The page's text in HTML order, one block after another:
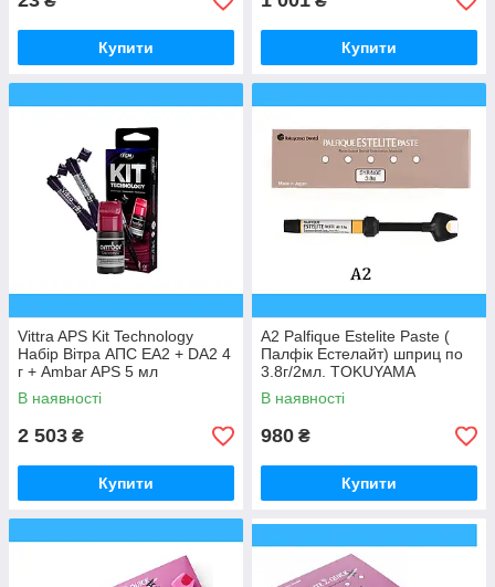
Купити Купити
Vittra APS Kit Technology
Набір Вітра АПС EA2 + DA2 4
г + Ambar APS 5 мл
В наявності
2 503 ₴
Купити
А2 Palfique Estelite Paste (
Палфік Естелайт) шприц по
3.8г/2мл. TOKUYAMA
DENTAL
В наявності
980 ₴
Купити